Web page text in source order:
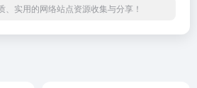
、实用的网络站点资源收集与分享！